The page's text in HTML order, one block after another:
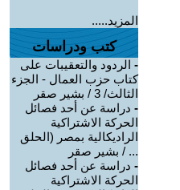
المزيد.....
كتب ودراسات
- الردود والتعقيبات على
كتاب حزب العمال - الجزء
الثالث/ 3 / بشير صقر
- دراسة عن أحد فصائل
الحركة الاشتراكية
الراديكالية بمصر (الحلق
... / بشير صقر
- دراسة عن أحد فصائل
الحركة الاشتراكية